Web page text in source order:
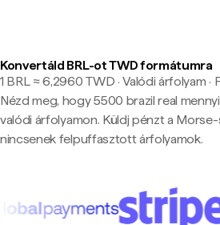
Konvertáld BRL-ot TWD formátumra
1 BRL ≈ 6,2960 TWD · Valódi árfolyam ·
Nézd meg, hogy 5500 brazil real
valódi árfolyamon. Küldj pénzt a
nincsenek felpuffasztott árfolyamok.